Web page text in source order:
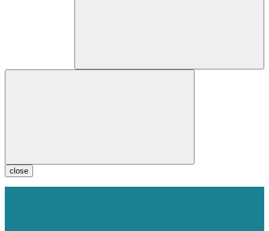
close